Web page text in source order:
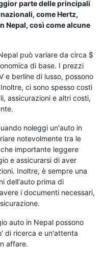
parte delle principali
come Hertz,
Nepal, così come alcune
può variare da circa $
di base. I prezzi
e berline di lusso, possono
ci sono spesso costi
assicurazioni e altri costi,
noleggi un'auto in
notevolmente tra le
importante leggere
e assicurarsi di aver
Inoltre, è sempre una
dell'auto prima di
i documenti necessari,
auto in Nepal possono
di ricerca e un'attenta
affare.